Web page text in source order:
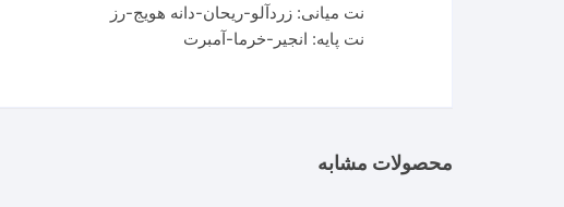
نت میانی: زردآلو-ریحان-دانه هویج-رز
نت پایه: انجیر-خرما-آمبرت
محصولات مشابه